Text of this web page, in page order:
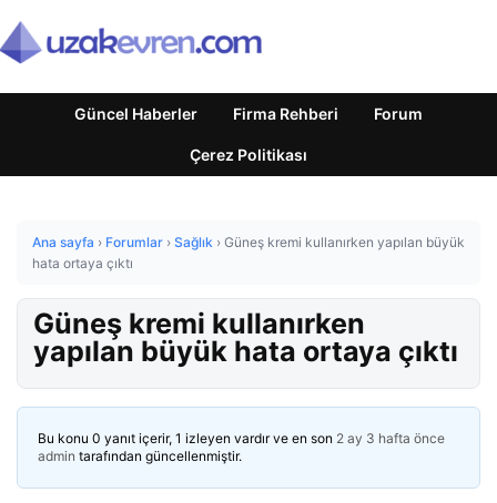
Güncel Haberler Firma Rehberi Forum
Çerez Politikası
Ana sayfa › Forumlar › Sağlık › Güneş kremi kullanırken yapılan büyük
hata ortaya çıktı
Güneş kremi kullanırken
yapılan büyük hata ortaya çıktı
Bu konu 0 yanıt içerir, 1 izleyen vardır ve en son 2 ay 3 hafta önce
admin tarafından güncellenmiştir.